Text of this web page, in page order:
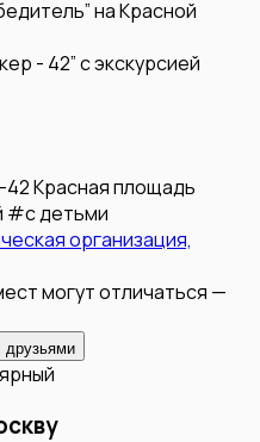
на Красной
- 42” с экскурсией
42Красная площадь
#с детьми
организация,
могут отличаться —
друзьями